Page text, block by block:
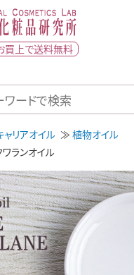
買上で送料無料
ャリアオイル
植物オイル
ランオイル